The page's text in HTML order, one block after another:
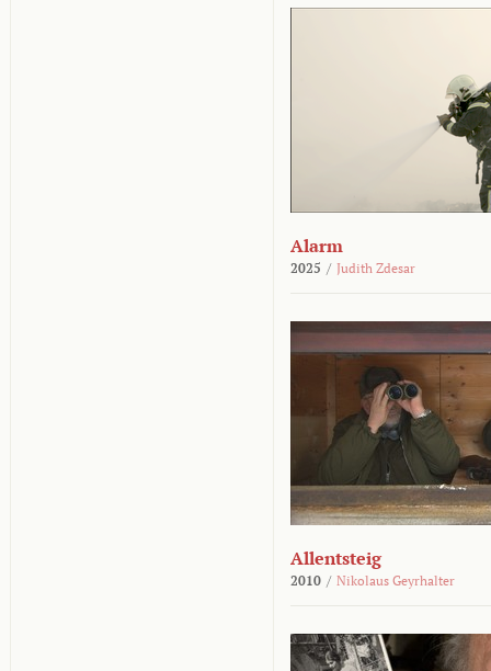
Alarm
2025 / Judith Zdesar
Allentsteig
2010 / Nikolaus Geyrhalter